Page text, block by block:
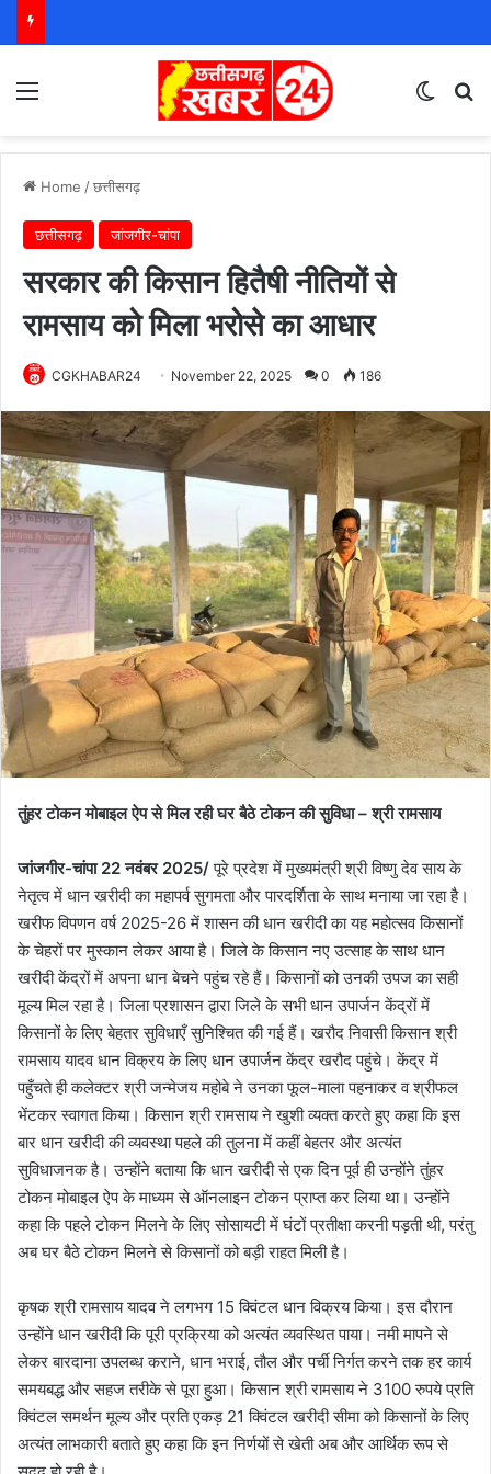
Home /छत्तीसगढ़
छत्तीसगढ़ जांजगीर-चांपा
सरकार की किसान हितैषी नीतियों से
रामसाय को मिला भरोसे का आधार
CGKHABAR24 November 22, 2025 0 186
तुंहर टोकन मोबाइल ऐप से मिल रही घर बैठे टोकन की सुविधा – श्री रामसाय
जांजगीर-चांपा 22 नवंबर 2025/पूरे प्रदेश में मुख्यमंत्री श्री विष्णु देव साय के
नेतृत्व में धान खरीदी का महापर्व सुगमता और पारदर्शिता के साथ मनाया जा रहा है।
खरीफ विपणन वर्ष 2025-26 में शासन की धान खरीदी का यह महोत्सव किसानों
के चेहरों पर मुस्कान लेकर आया है। जिले के किसान नए उत्साह के साथ धान
खरीदी केंद्रों में अपना धान बेचने पहुंच रहे हैं। किसानों को उनकी उपज का सही
मूल्य मिल रहा है। जिला प्रशासन द्वारा जिले के सभी धान उपार्जन केंद्रों में
किसानों के लिए बेहतर सुविधाएँ सुनिश्चित की गई हैं। खरौद निवासी किसान श्री
रामसाय यादव धान विक्रय के लिए धान उपार्जन केंद्र खरौद पहुंचे। केंद्र में
पहुँचते ही कलेक्टर श्री जन्मेजय महोबे ने उनका फूल-माला पहनाकर व श्रीफल
भेंटकर स्वागत किया। किसान श्री रामसाय ने खुशी व्यक्त करते हुए कहा कि इस
बार धान खरीदी की व्यवस्था पहले की तुलना में कहीं बेहतर और अत्यंत
सुविधाजनक है। उन्होंने बताया कि धान खरीदी से एक दिन पूर्व ही उन्होंने तुंहर
टोकन मोबाइल ऐप के माध्यम से ऑनलाइन टोकन प्राप्त कर लिया था। उन्होंने
कहा कि पहले टोकन मिलने के लिए सोसायटी में घंटों प्रतीक्षा करनी पड़ती थी, परंतु
अब घर बैठे टोकन मिलने से किसानों को बड़ी राहत मिली है।
कृषक श्री रामसाय यादव ने लगभग 15 क्विंटल धान विक्रय किया। इस दौरान
उन्होंने धान खरीदी कि पूरी प्रक्रिया को अत्यंत व्यवस्थित पाया। नमी मापने से
लेकर बारदाना उपलब्ध कराने, धान भराई, तौल और पर्ची निर्गत करने तक हर कार्य
समयबद्ध और सहज तरीके से पूरा हुआ। किसान श्री रामसाय ने 3100 रुपये प्रति
क्विंटल समर्थन मूल्य और प्रति एकड़ 21 क्विंटल खरीदी सीमा को किसानों के लिए
अत्यंत लाभकारी बताते हुए कहा कि इन निर्णयों से खेती अब और आर्थिक रूप से